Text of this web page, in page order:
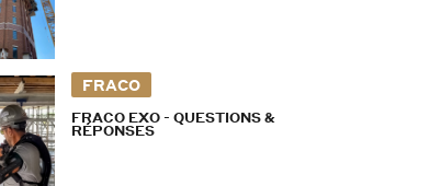
FRACO
FRACO EXO - QUESTIONS &
RÉPONSES